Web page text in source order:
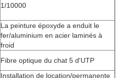
1/10000
La peinture époxyde a enduit le
fer/aluminium en acier laminés à
froid
Fibre optique du chat 5 d'UTP
Installation de location/permanente